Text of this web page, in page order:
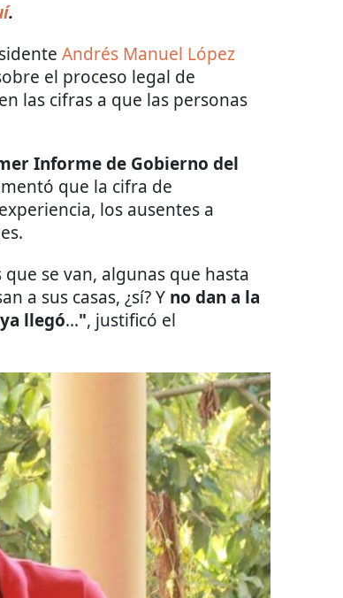
.
Andrés Manuel López
el proceso legal de
las cifras a que las personas
Informe de Gobierno del
que la cifra de
los ausentes a
se van, algunas que hasta
a sus casas, ¿sí? Y no dan a la
llegó...", justificó el